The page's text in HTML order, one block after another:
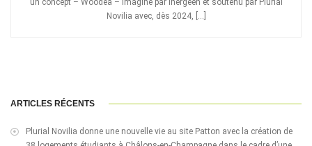
Novilia avec, dès 2024, […]
ARTICLES RÉCENTS
Plurial Novilia donne une nouvelle vie au site Patton avec la création de